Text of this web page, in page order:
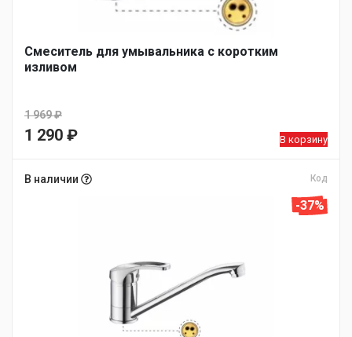
Смеситель для умывальника с коротким
изливом
1 969₽
Первоначальная
составляла
1 290 ₽
цена:
В корзину
В наличии Код
-37%